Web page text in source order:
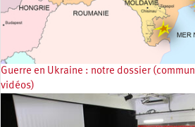
Guerre en Ukraine : notre dossier
vidéos)